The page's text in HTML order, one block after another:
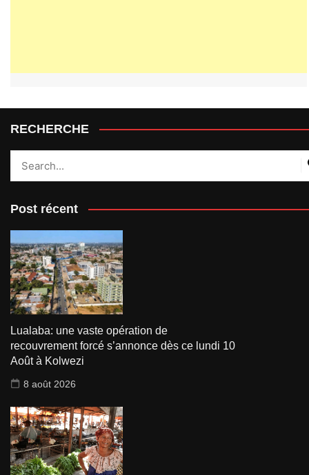
RECHERCHE
Post récent
Lualaba: une vaste opération de
recouvrement forcé s’annonce dès ce lundi 10
Août à Kolwezi
8 août 2026